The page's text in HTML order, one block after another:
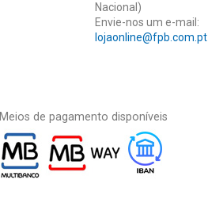
Nacional)
Envie-nos um e-mail:
lojaonline@fpb.com.pt
Meios de pagamento disponíveis